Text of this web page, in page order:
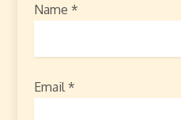
Name *
Email *